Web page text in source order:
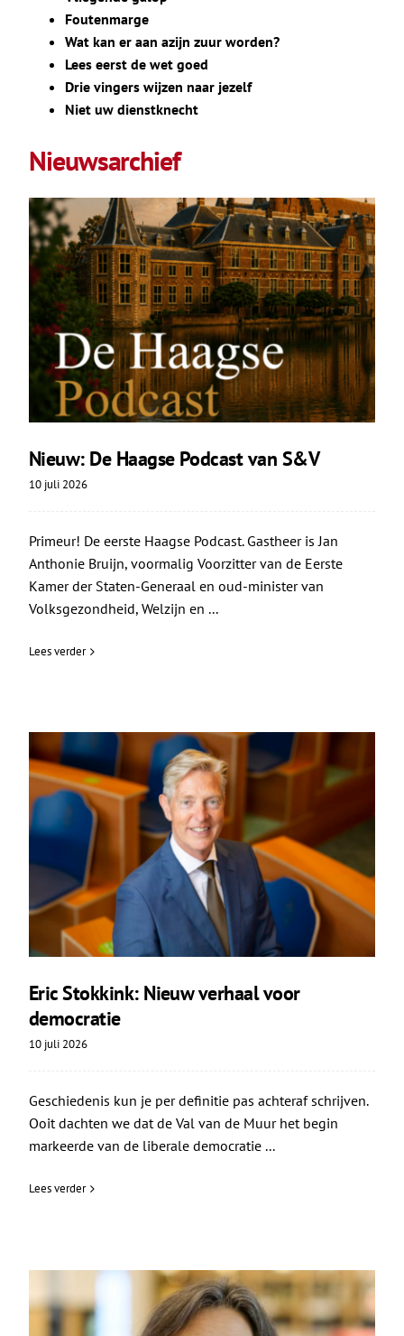
Foutenmarge
Wat kan er aan azijn zuur worden?
Lees eerst de wet goed
Drie vingers wijzen naar jezelf
Niet uw dienstknecht
Nieuwsarchief
Nieuw: De Haagse Podcast van S&V
10 juli 2026
Primeur! De eerste Haagse Podcast. Gastheer is Jan
Anthonie Bruijn, voormalig Voorzitter van de Eerste
Kamer der Staten-Generaal en oud-minister van
Volksgezondheid, Welzijn en ...
Lees verder
Eric Stokkink: Nieuw verhaal voor
democratie
10 juli 2026
Geschiedenis kun je per definitie pas achteraf schrijven.
Ooit dachten we dat de Val van de Muur het begin
markeerde van de liberale democratie ...
Lees verder